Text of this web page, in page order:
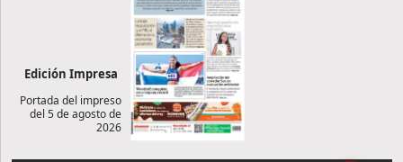
Edición Impresa
Portada del impreso
del 5 de agosto de
2026